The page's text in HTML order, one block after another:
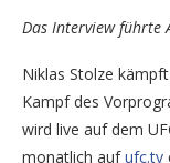
Das Interview führte
Niklas Stolze
Kampf des
wird live auf dem
monatlich aufufc.tv